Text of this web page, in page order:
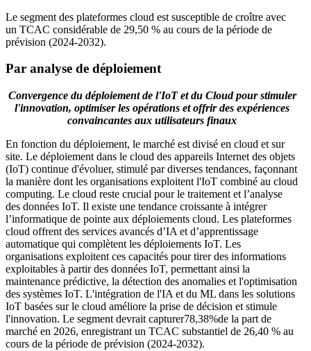
Le segment des plateformes cloud est susceptible de croître avec
un TCAC considérable de 29,50 % au cours de la période de
prévision (2024-2032).
Par analyse de déploiement
Convergence du déploiement de l'IoT et du Cloud pour stimuler
l'innovation, optimiser les opérations et offrir des expériences
convaincantes aux utilisateurs finaux
En fonction du déploiement, le marché est divisé en cloud et sur
site. Le déploiement dans le cloud des appareils Internet des objets
(IoT) continue d'évoluer, stimulé par diverses tendances, façonnant
la manière dont les organisations exploitent l'IoT combiné au cloud
computing. Le cloud reste crucial pour le traitement et l’analyse
des données IoT. Il existe une tendance croissante à intégrer
l’informatique de pointe aux déploiements cloud. Les plateformes
cloud offrent des services avancés d’IA et d’apprentissage
automatique qui complètent les déploiements IoT. Les
organisations exploitent ces capacités pour tirer des informations
exploitables à partir des données IoT, permettant ainsi la
maintenance prédictive, la détection des anomalies et l'optimisation
des systèmes IoT. L'intégration de l'IA et du ML dans les solutions
IoT basées sur le cloud améliore la prise de décision et stimule
l'innovation. Le segment devrait capturer78,38%de la part de
marché en 2026, enregistrant un TCAC substantiel de 26,40 % au
cours de la période de prévision (2024-2032).